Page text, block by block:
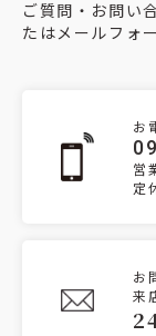
ご質問・お問い
たはメールフォ
お
営
定
お
来